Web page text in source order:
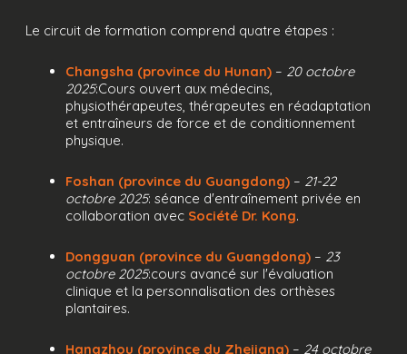
Le circuit de formation comprend quatre étapes :
Changsha (province du Hunan)– 20 octobre
2025:Cours ouvert aux médecins,
physiothérapeutes, thérapeutes en réadaptation
et entraîneurs de force et de conditionnement
physique.
Foshan (province du Guangdong)– 21-22
octobre 2025: séance d'entraînement privée en
collaboration avec Société Dr. Kong.
Dongguan (province du Guangdong)– 23
octobre 2025:cours avancé sur l'évaluation
clinique et la personnalisation des orthèses
plantaires.
Hangzhou (province du Zhejiang)– 24 octobre